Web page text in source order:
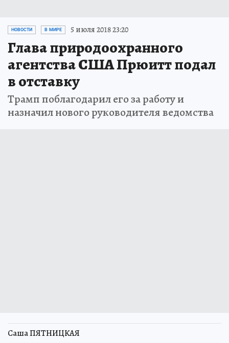
НОВОСТИ В МИРЕ 5 июля 2018 23:20
Глава природоохранного
агентства США Прюитт подал
в отставку
Трамп поблагодарил его за работу и
назначил нового руководителя ведомства
Саша ПЯТНИЦКАЯ